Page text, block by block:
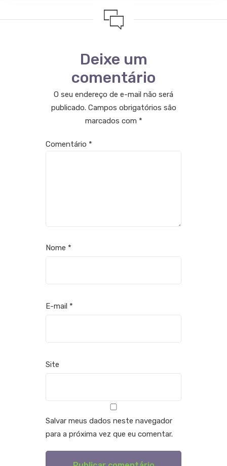
Deixe um
comentário
O seu endereço de e-mail não será
publicado. Campos obrigatórios são
marcados com *
Comentário *
Nome *
E-mail *
Site
Salvar meus dados neste navegador
para a próxima vez que eu comentar.